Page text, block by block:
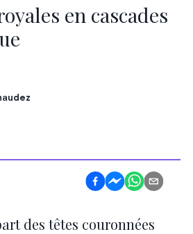
en cascades
des têtes couronnées